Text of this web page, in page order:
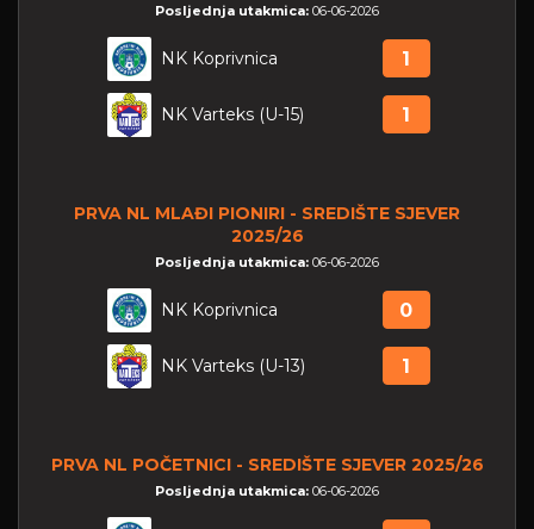
Posljednja utakmica: 06-06-2026
NK Koprivnica 1
NK Varteks (U-15) 1
PRVA NL MLAĐI PIONIRI - SREDIŠTE SJEVER
2025/26
Posljednja utakmica: 06-06-2026
NK Koprivnica 0
NK Varteks (U-13) 1
PRVA NL POČETNICI - SREDIŠTE SJEVER 2025/26
Posljednja utakmica: 06-06-2026